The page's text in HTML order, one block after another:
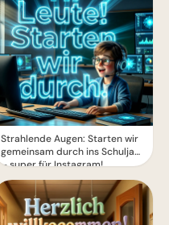
Strahlende Augen: Starten wir
gemeinsam durch ins Schuljahr
– super für Instagram!